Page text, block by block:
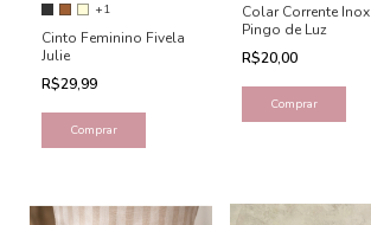
+1
Cinto Feminino Fivela
Julie
R$29,99
Comprar
Colar Corrente Inox
Pingo de Luz
R$20,00
Comprar